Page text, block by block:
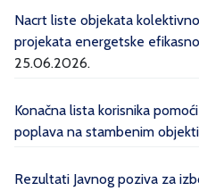
Nacrt liste objekata
projekata energetske
25.06.2026.
Konačna lista korisnika
poplava na stambenim
Rezultati Javnog poziva za